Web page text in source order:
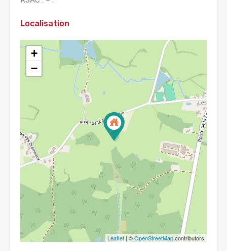
Localisation
+
−
Leaflet | ©OpenStreetMapcontributors